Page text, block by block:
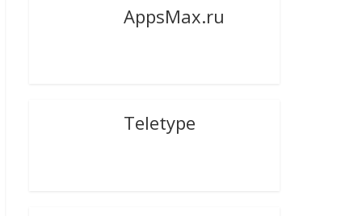
AppsMax.ru
Teletype